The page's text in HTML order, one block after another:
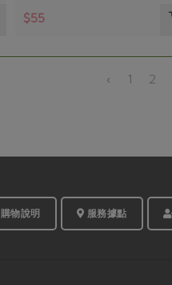
$55
‹ 1 2
購物說明 服務據點